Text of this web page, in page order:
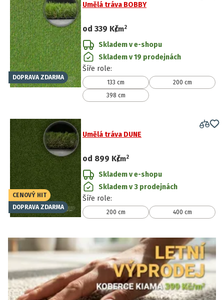
DOPRAVA ZDARMA
Umělá tráva BOBBY
od 339 Kč
/m2
Skladem v e-shopu
Skladem v 19 prodejnách
Šíře role:
133 cm
200 cm
398 cm
CENOVÝ HIT
DOPRAVA ZDARMA
Umělá tráva DUNE
od 899 Kč
/m2
Skladem v e-shopu
Skladem v 3 prodejnách
Šíře role:
200 cm 400 cm